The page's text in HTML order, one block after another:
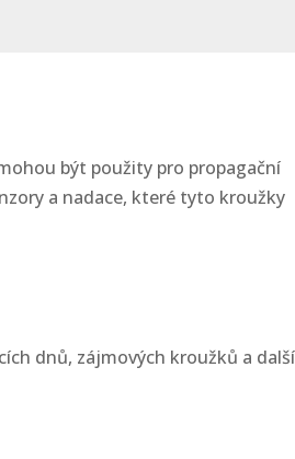
být použity pro propagační
a nadace, které tyto kroužky
dnů, zájmových kroužků a